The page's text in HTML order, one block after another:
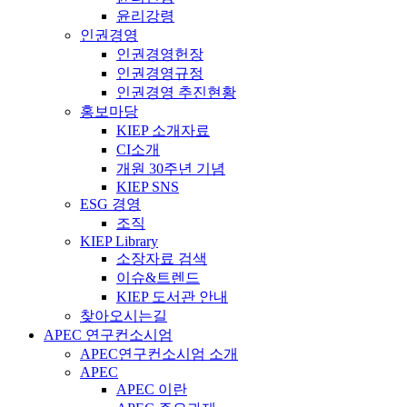
윤리강령
인권경영
인권경영헌장
인권경영규정
인권경영 추진현황
홍보마당
KIEP 소개자료
CI소개
개원 30주년 기념
KIEP SNS
ESG 경영
조직
KIEP Library
소장자료 검색
이슈&트렌드
KIEP 도서관 안내
찾아오시는길
APEC 연구컨소시엄
APEC연구컨소시엄 소개
APEC
APEC 이란